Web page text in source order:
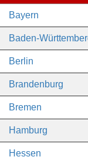
Bayern
Baden-
Berlin
Brandenburg
Bremen
Hamburg
Hessen